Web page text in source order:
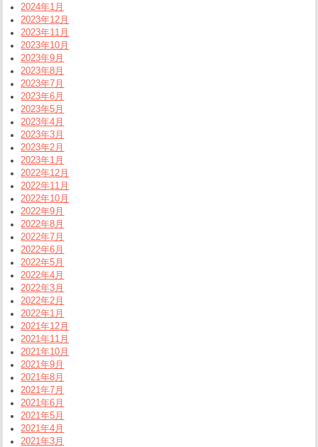
2024年1月
2023年12月
2023年11月
2023年10月
2023年9月
2023年8月
2023年7月
2023年6月
2023年5月
2023年4月
2023年3月
2023年2月
2023年1月
2022年12月
2022年11月
2022年10月
2022年9月
2022年8月
2022年7月
2022年6月
2022年5月
2022年4月
2022年3月
2022年2月
2022年1月
2021年12月
2021年11月
2021年10月
2021年9月
2021年8月
2021年7月
2021年6月
2021年5月
2021年4月
2021年3月